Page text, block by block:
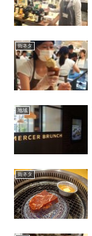
街ネタ
地域
街ネタ